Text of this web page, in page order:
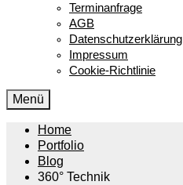
Terminanfrage
AGB
Datenschutzerklärung
Impressum
Cookie-Richtlinie
Menü
Home
Portfolio
Blog
360° Technik